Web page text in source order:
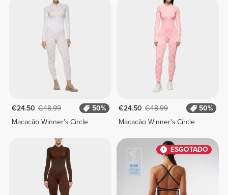
€24.50 €48.99
50%
Macacão Winner's Circle
€24.50 €48.99
50%
Macacão Winner's Circle
ESGOTADO